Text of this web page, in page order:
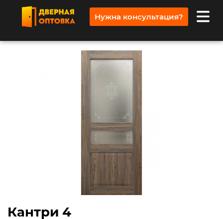
Нужна консультация?
Кантри 4